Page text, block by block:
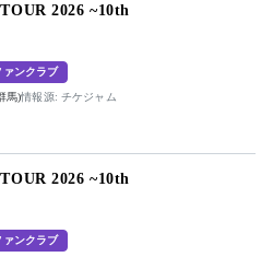
2026 ~10th
ァンクラブ
馬)情報源: チケジャム
2026 ~10th
ァンクラブ